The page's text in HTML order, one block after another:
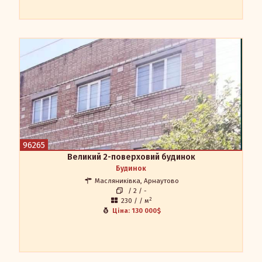
96265
Великий 2-поверховий будинок
Будинок
Масляниківка, Арнаутово
/ 2 / -
230 / / м2
Ціна: 130 000$
Великий 2-поверховий будинок
Продається великий будинок, 2 поверхи житлових, є гараж
на 2 машини, і сарай, більше ніяких будівель на території
немає. Будинок добротний, цегляний, на першому поверсі
вітальня, спальня, кухня, сан. вузол, ванна, котельня. На
другому поверсі 4 кімнати, всі роздільні. Ділянка 6 соток, 230
кв.м.
Мегадом
Наталія 0504521275
0684521275